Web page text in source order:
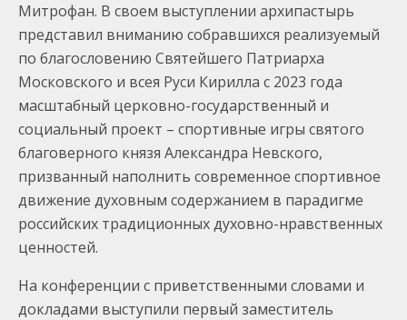
Митрофан. В своем выступлении архипастырь
представил вниманию собравшихся реализуемый
по благословению Святейшего Патриарха
Московского и всея Руси Кирилла с 2023 года
масштабный церковно-государственный и
социальный проект – спортивные игры святого
благоверного князя Александра Невского,
призванный наполнить современное спортивное
движение духовным содержанием в парадигме
российских традиционных духовно-нравственных
ценностей.
На конференции с приветственными словами и
докладами выступили первый заместитель